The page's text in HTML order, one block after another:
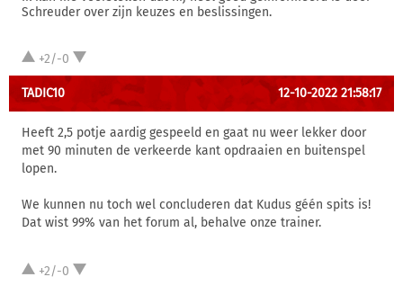
Schreuder over zijn keuzes en beslissingen.
+2/-0
TADIC10 12-10-2022 21:58:17
Heeft 2,5 potje aardig gespeeld en gaat nu weer lekker door
met 90 minuten de verkeerde kant opdraaien en buitenspel
lopen.
We kunnen nu toch wel concluderen dat Kudus géén spits is!
Dat wist 99% van het forum al, behalve onze trainer.
+2/-0